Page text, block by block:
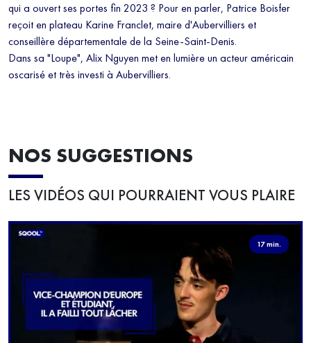
qui a ouvert ses portes fin 2023 ? Pour en parler, Patrice Boisfer
reçoit en plateau Karine Franclet, maire d'Aubervilliers et
conseillère départementale de la Seine-Saint-Denis.
Dans sa "Loupe", Alix Nguyen met en lumière un acteur américain
oscarisé et très investi à Aubervilliers.
NOS SUGGESTIONS
LES VIDÉOS QUI POURRAIENT VOUS PLAIRE
17 min.